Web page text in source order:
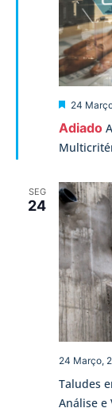
Adiado
Destaque
24
SEG
24
Taludes
Análise e
24 Março,